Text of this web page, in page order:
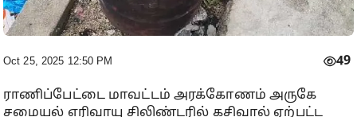
Oct 25, 2025 12:50 PM 49
ராணிப்பேட்டை மாவட்டம் அரக்கோணம் அருகே
சமையல் எரிவாயு சிலிண்டரில் கசிவால் ஏற்பட்ட